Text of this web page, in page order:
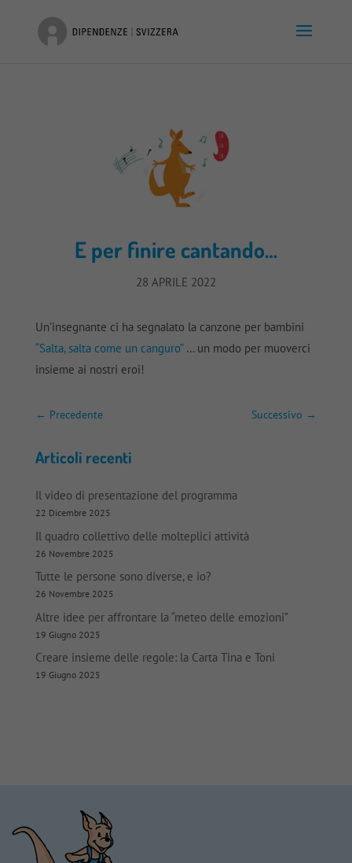
E per finire cantando…
28 APRILE 2022
Un’insegnante ci ha segnalato la canzone per bambini
“Salta, salta come un canguro”… un modo per muoverci
insieme ai nostri eroi!
← Precedente Successivo →
Articoli recenti
Il video di presentazione del programma
22 Dicembre 2025
Il quadro collettivo delle molteplici attività
26 Novembre 2025
Tutte le persone sono diverse, e io?
26 Novembre 2025
Altre idee per affrontare la “meteo delle emozioni”
19 Giugno 2025
Creare insieme delle regole: la Carta Tina e Toni
19 Giugno 2025